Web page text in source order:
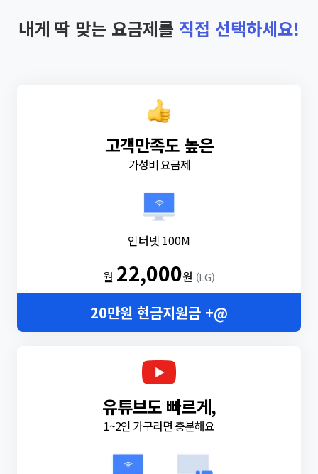
내게 딱 맞는 요금제를 직접 선택하세요!
고객만족도 높은
가성비 요금제
인터넷 100M
월 22,000원 (LG)
20만원 현금지원금 +@
유튜브도 빠르게,
1~2인 가구라면 충분해요